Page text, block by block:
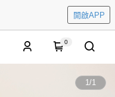
開啟APP
0
1/1